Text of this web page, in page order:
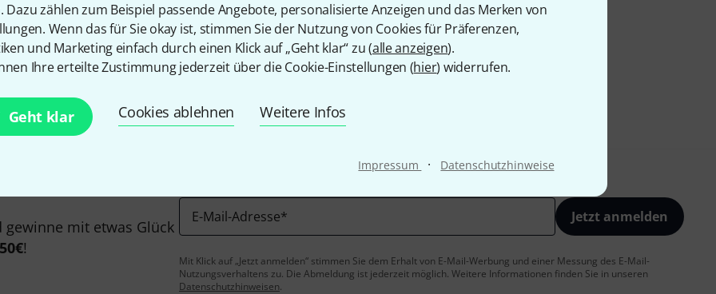
Dazu zählen zum Beispiel passende Angebote, personalisierte Anzeigen und das Merken von
Wenn das für Sie okay ist, stimmen Sie der Nutzung von Cookies für Präferenzen,
und Marketing einfach durch einen Klick auf „Geht klar“ zu (alle anzeigen).
Ihre erteilte Zustimmung jederzeit über die Cookie-Einstellungen (hier) widerrufen.
Geht klar Cookies ablehnen Weitere Infos
Impressum · Datenschutzhinweise
Gefällt Ihnen, was Sie sehen?
mit etwas Glück
50€!
E-Mail-Adresse* Jetzt anmelden
Mit Klick auf „Jetzt anmelden“ stimmen Sie dem Erhalt von E-Mail-Werbung und einer Messung des E-Mail-
Nutzungsverhaltens zu. Die Abmeldung ist jederzeit möglich. Weitere Informationen finden Sie in unseren
Datenschutzhinweisen.